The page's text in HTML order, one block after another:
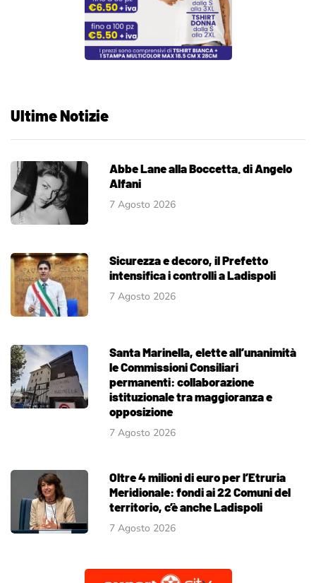
Ultime Notizie
Abbe Lane alla Boccetta. di Angelo
Alfani
7 Agosto 2026
Sicurezza e decoro, il Prefetto
intensifica i controlli a Ladispoli
7 Agosto 2026
Santa Marinella, elette all’unanimità
le Commissioni Consiliari
permanenti: collaborazione
istituzionale tra maggioranza e
opposizione
7 Agosto 2026
Oltre 4 milioni di euro per l’Etruria
Meridionale: fondi ai 22 Comuni del
territorio, c’è anche Ladispoli
7 Agosto 2026